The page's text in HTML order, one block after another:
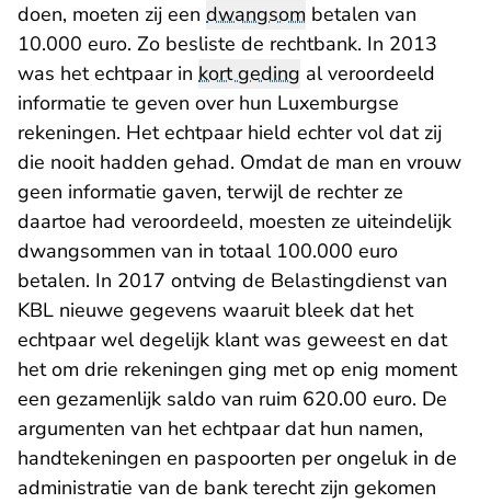
doen, moeten zij een dwangsom betalen van
10.000 euro. Zo besliste de rechtbank. In 2013
was het echtpaar in kort geding al veroordeeld
informatie te geven over hun Luxemburgse
rekeningen. Het echtpaar hield echter vol dat zij
die nooit hadden gehad. Omdat de man en vrouw
geen informatie gaven, terwijl de rechter ze
daartoe had veroordeeld, moesten ze uiteindelijk
dwangsommen van in totaal 100.000 euro
betalen. In 2017 ontving de Belastingdienst van
KBL nieuwe gegevens waaruit bleek dat het
echtpaar wel degelijk klant was geweest en dat
het om drie rekeningen ging met op enig moment
een gezamenlijk saldo van ruim 620.00 euro. De
argumenten van het echtpaar dat hun namen,
handtekeningen en paspoorten per ongeluk in de
administratie van de bank terecht zijn gekomen